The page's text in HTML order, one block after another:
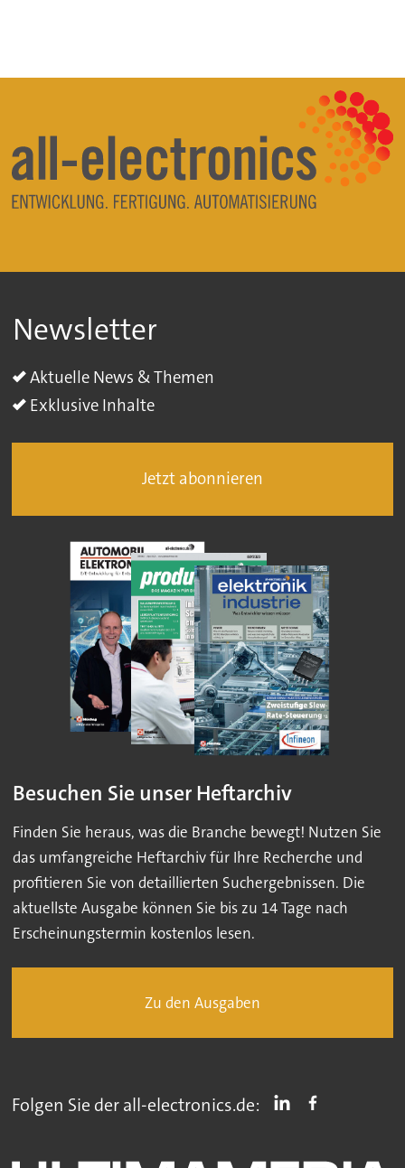
Newsletter
Aktuelle News & Themen
Exklusive Inhalte
Jetzt abonnieren
Besuchen Sie unser Heftarchiv
Finden Sie heraus, was die Branche bewegt! Nutzen Sie
das umfangreiche Heftarchiv für Ihre Recherche und
profitieren Sie von detaillierten Suchergebnissen. Die
aktuellste Ausgabe können Sie bis zu 14 Tage nach
Erscheinungstermin kostenlos lesen.
Zu den Ausgaben
Folgen Sie der all-electronics.de: